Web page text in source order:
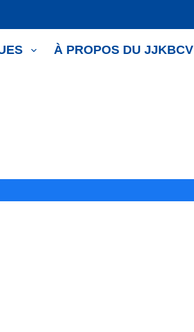
À PROPOS DU JJKBCV